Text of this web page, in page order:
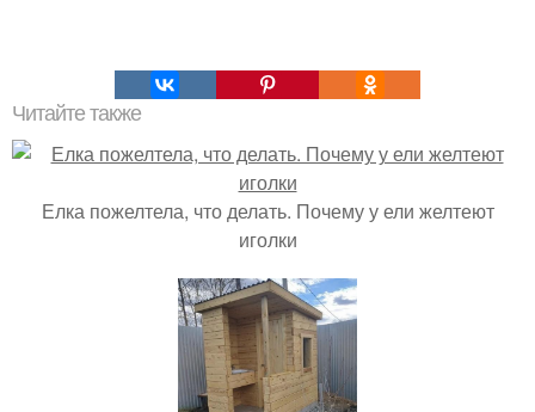
Читайте также
Елка пожелтела, что делать. Почему у ели желтеют
иголки